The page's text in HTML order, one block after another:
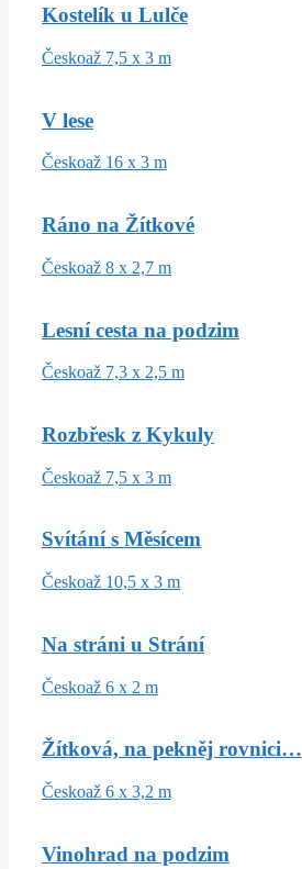
Kostelík u Lulče
Českoaž 7,5 x 3 m
V lese
Českoaž 16 x 3 m
Ráno na Žítkové
Českoaž 8 x 2,7 m
Lesní cesta na podzim
Českoaž 7,3 x 2,5 m
Rozbřesk z Kykuly
Českoaž 7,5 x 3 m
Svítání s Měsícem
Českoaž 10,5 x 3 m
Na stráni u Strání
Českoaž 6 x 2 m
Žítková, na pekněj rovnici…
Českoaž 6 x 3,2 m
Vinohrad na podzim